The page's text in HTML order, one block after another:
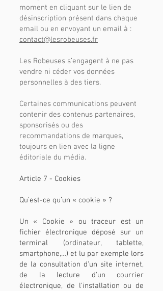
moment en cliquant sur le lien de
désinscription présent dans chaque
email ou en envoyant un email à :
contact@lesrobeuses.fr
Les Robeuses s’engagent à ne pas
vendre ni céder vos données
personnelles à des tiers.
Certaines communications peuvent
contenir des contenus partenaires,
sponsorisés ou des
recommandations de marques,
toujours en lien avec la ligne
éditoriale du média.
Article 7 - Cookies
Qu’est-ce qu’un « cookie » ?
Un « Cookie » ou traceur est un
fichier électronique déposé sur un
terminal (ordinateur, tablette,
smartphone,…) et lu par exemple lors
de la consultation d'un site internet,
de la lecture d'un courrier
électronique, de l'installation ou de